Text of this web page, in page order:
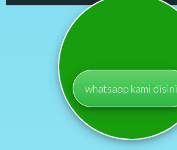
whatsapp kami disini